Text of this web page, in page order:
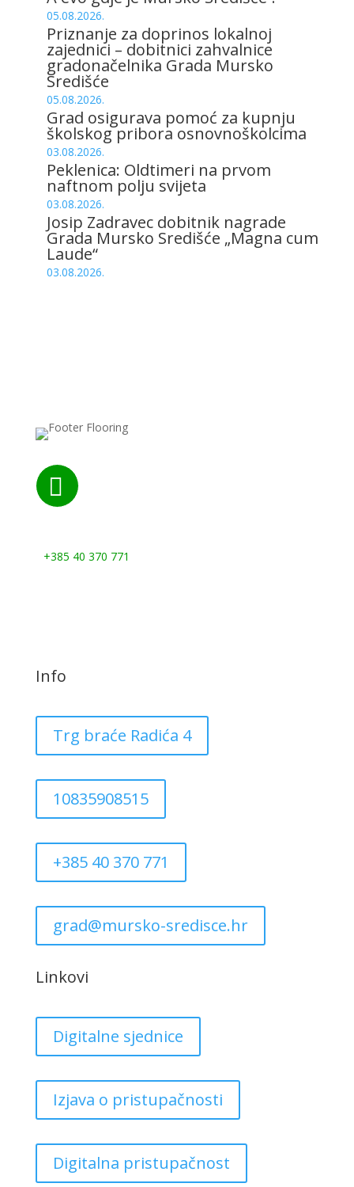
05.08.2026.
Priznanje za doprinos lokalnoj
zajednici – dobitnici zahvalnice
gradonačelnika Grada Mursko
Središće
05.08.2026.
Grad osigurava pomoć za kupnju
školskog pribora osnovnoškolcima
03.08.2026.
Peklenica: Oldtimeri na prvom
naftnom polju svijeta
03.08.2026.
Josip Zadravec dobitnik nagrade
Grada Mursko Središće „Magna cum
Laude“
03.08.2026.

+385 40 370 771
Info
Trg braće Radića 4
10835908515
+385 40 370 771
grad@mursko-sredisce.hr
Linkovi
Digitalne sjednice
Izjava o pristupačnosti
Digitalna pristupačnost